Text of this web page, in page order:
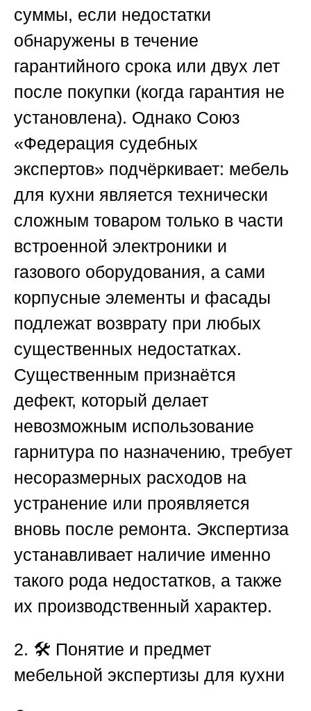
суммы, если недостатки
обнаружены в течение
гарантийного срока или двух лет
после покупки (когда гарантия не
установлена). Однако Союз
«Федерация судебных
экспертов» подчёркивает: мебель
для кухни является технически
сложным товаром только в части
встроенной электроники и
газового оборудования, а сами
корпусные элементы и фасады
подлежат возврату при любых
существенных недостатках.
Существенным признаётся
дефект, который делает
невозможным использование
гарнитура по назначению, требует
несоразмерных расходов на
устранение или проявляется
вновь после ремонта. Экспертиза
устанавливает наличие именно
такого рода недостатков, а также
их производственный характер.
2. 🛠️ Понятие и предмет
мебельной экспертизы для кухни